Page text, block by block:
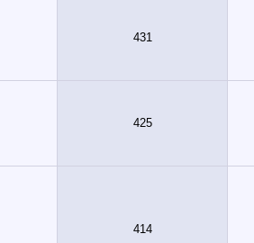
431
425
414